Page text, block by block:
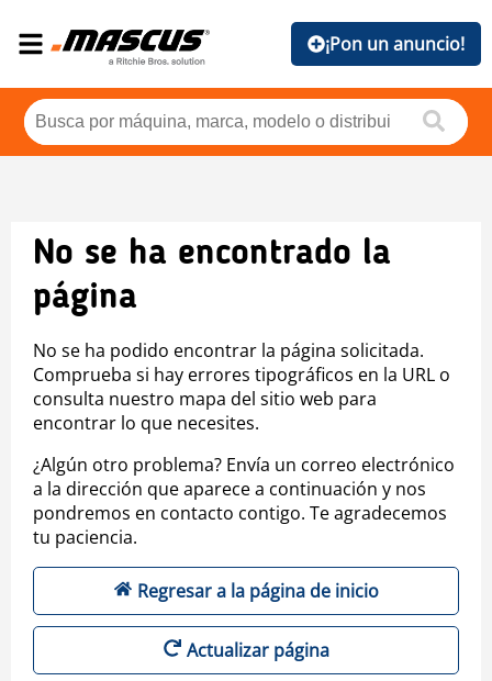
¡Pon un anuncio!
No se ha encontrado la
página
No se ha podido encontrar la página solicitada.
Comprueba si hay errores tipográficos en la URL o
consulta nuestro mapa del sitio web para
encontrar lo que necesites.
¿Algún otro problema? Envía un correo electrónico
a la dirección que aparece a continuación y nos
pondremos en contacto contigo. Te agradecemos
tu paciencia.
Regresar a la página de inicio
Actualizar página